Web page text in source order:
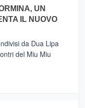
UN
IL NUOVO
da Dua Lipa
del Miu Miu